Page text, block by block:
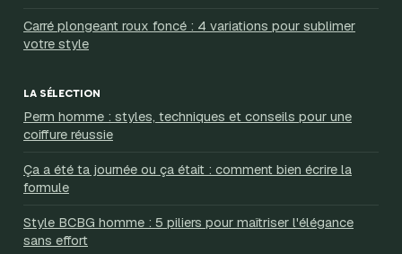
Carré plongeant roux foncé : 4 variations pour sublimer
votre style
LA SÉLECTION
Perm homme : styles, techniques et conseils pour une
coiffure réussie
Ça a été ta journée ou ça était : comment bien écrire la
formule
Style BCBG homme : 5 piliers pour maîtriser l'élégance
sans effort